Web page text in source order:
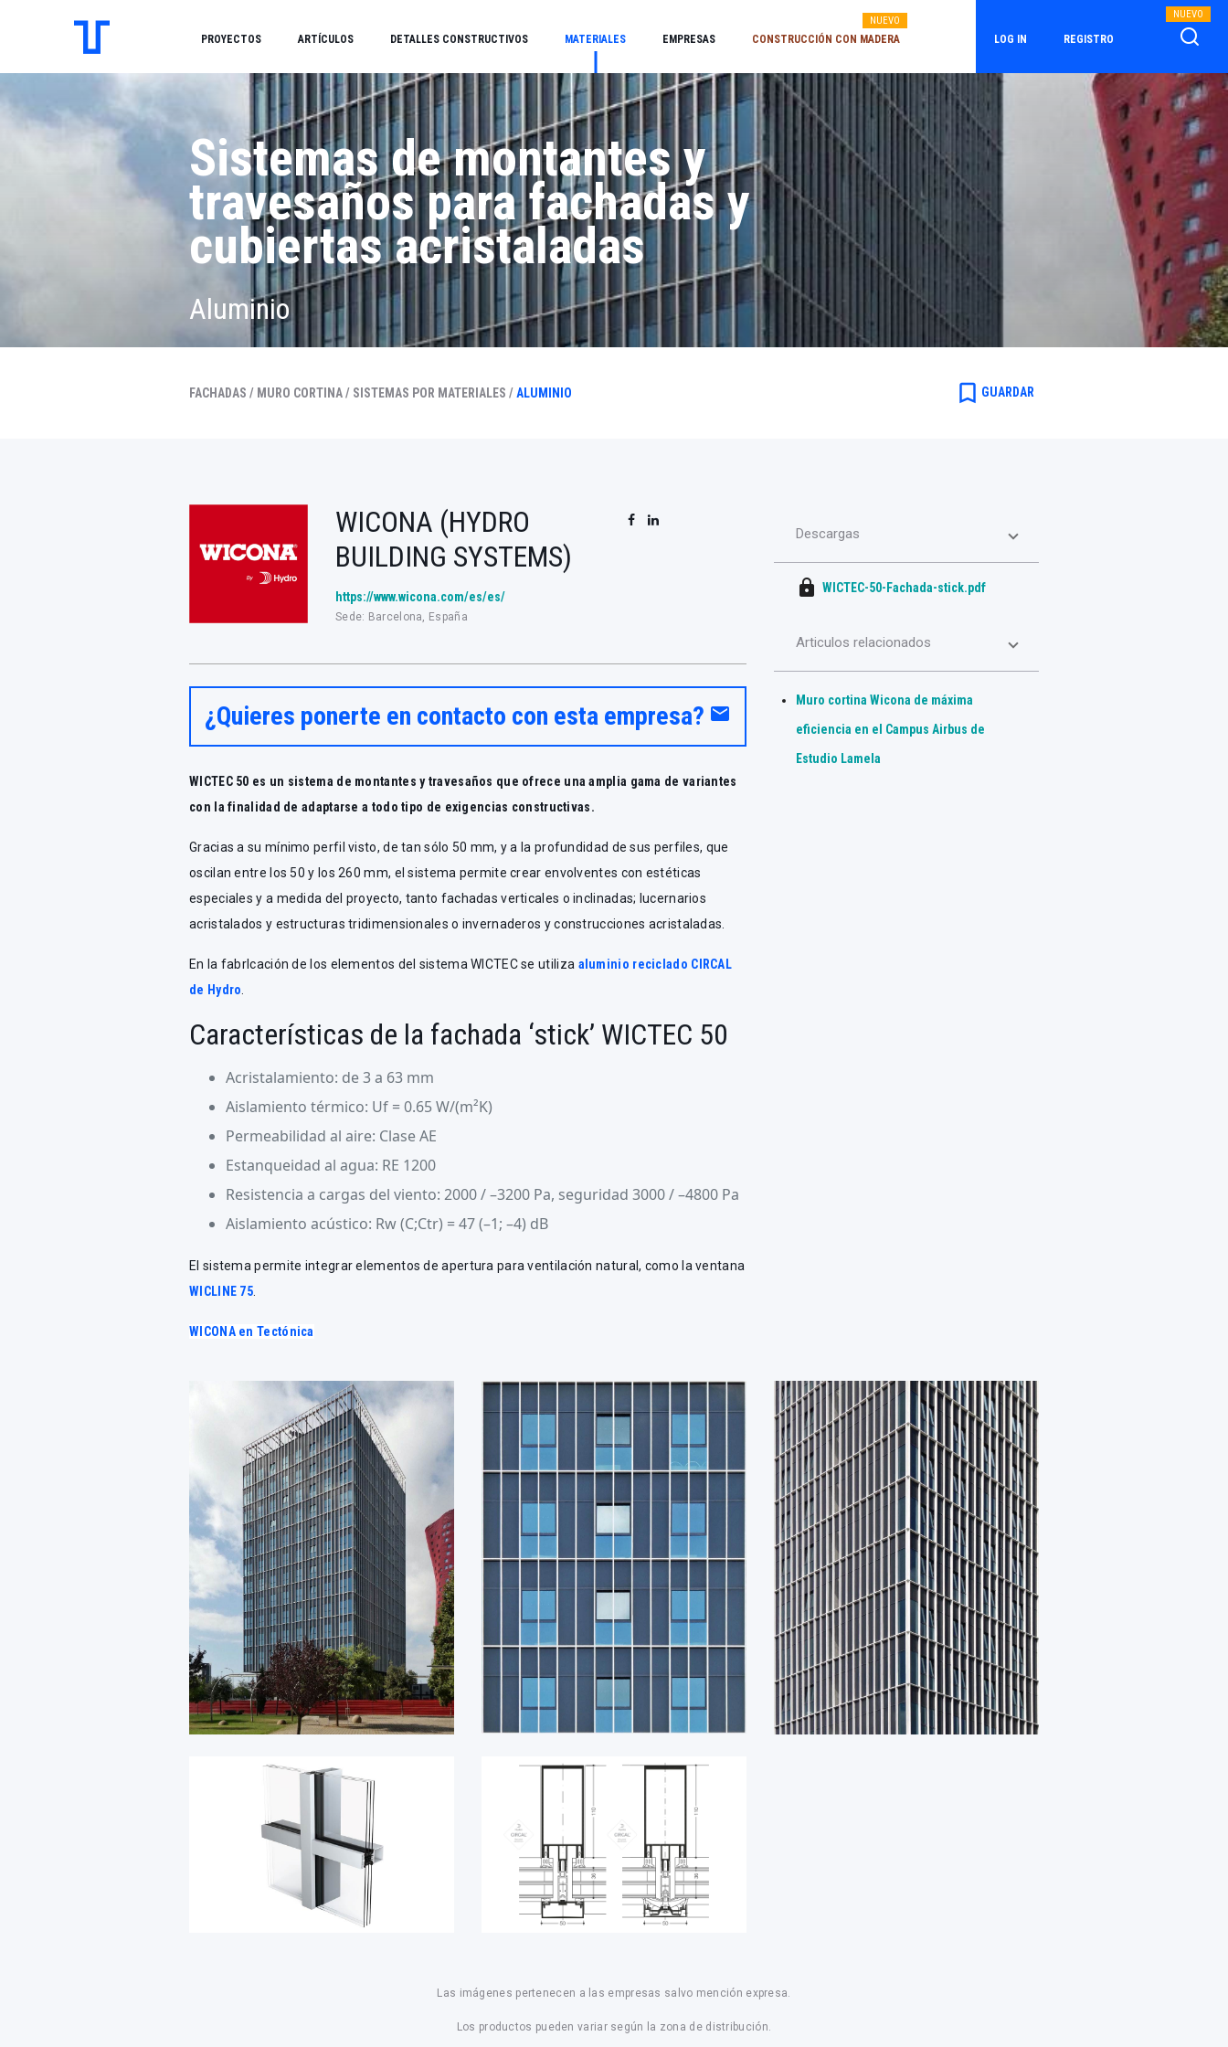
PROYECTOS ARTÍCULOS DETALLES CONSTRUCTIVOS MATERIALES EMPRESAS CONSTRUCCIÓN CON MADERA
NUEVO
LOG IN REGISTRO
NUEVO
Sistemas de montantes y
travesaños para fachadas y
cubiertas acristaladas
Aluminio
FACHADAS / MURO CORTINA / SISTEMAS POR MATERIALES /ALUMINIO bookmark_border GUARDAR
WICONA (HYDRO
BUILDING SYSTEMS)
https://www.wicona.com/es/es/
Sede: Barcelona, España
¿Quieres ponerte en contacto con esta empresa? email
WICTEC 50 es un sistema de montantes y travesaños que ofrece una amplia gama de variantes
con la finalidad de adaptarse a todo tipo de exigencias constructivas.
Gracias a su mínimo perfil visto, de tan sólo 50 mm, y a la profundidad de sus perfiles, que
oscilan entre los 50 y los 260 mm, el sistema permite crear envolventes con estéticas
especiales y a medida del proyecto, tanto fachadas verticales o inclinadas; lucernarios
acristalados y estructuras tridimensionales o invernaderos y construcciones acristaladas.
En la fabrIcación de los elementos del sistema WICTEC se utiliza aluminio reciclado CIRCAL
de Hydro
Características de la fachada ‘stick’ WICTEC 50
Acristalamiento: de 3 a 63 mm
Aislamiento térmico: Uf = 0.65 W/(m²K)
Permeabilidad al aire: Clase AE
Estanqueidad al agua: RE 1200
Resistencia a cargas del viento: 2000 / –3200 Pa, seguridad 3000 / –4800 Pa
Aislamiento acústico: Rw (C;Ctr) = 47 (–1; –4) dB
El sistema permite integrar elementos de apertura para ventilación natural, como la ventana
WICLINE 75
WICONA en Tectónica
Descargas
lock WICTEC-50-Fachada-stick.pdf
Articulos relacionados
Muro cortina Wicona de máxima
eficiencia en el Campus Airbus de
Estudio Lamela
Las imágenes pertenecen a las empresas salvo mención expresa.
Los productos pueden variar según la zona de distribución.